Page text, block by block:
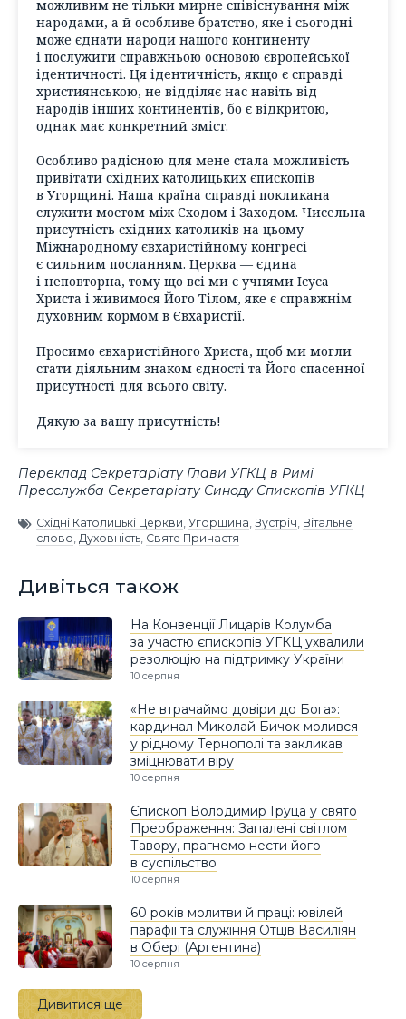
можливим не тільки мирне співіснування між
народами, а й особливе братство, яке і сьогодні
може єднати народи нашого континенту
і послужити справжньою основою європейської
ідентичності. Ця ідентичність, якщо є справді
християнською, не відділяє нас навіть від
народів інших континентів, бо є відкритою,
однак має конкретний зміст.
Особливо радісною для мене стала можливість
привітати східних католицьких єпископів
в Угорщині. Наша країна справді покликана
служити мостом між Сходом і Заходом. Чисельна
присутність східних католиків на цьому
Міжнародному євхаристійному конгресі
є сильним посланням. Церква — єдина
і неповторна, тому що всі ми є учнями Ісуса
Христа і живимося Його Тілом, яке є справжнім
духовним кормом в Євхаристії.
Просимо євхаристійного Христа, щоб ми могли
стати діяльним знаком єдності та Його спасенної
присутності для всього світу.
Дякую за вашу присутність!
Переклад Секретаріату Глави УГКЦ в Римі
Пресслужба Секретаріату Синоду Єпископів УГКЦ
Східні Католицькі Церкви, Угорщина, Зустріч, Вітальне
слово, Духовність, Святе Причастя
Дивіться також
На Конвенції Лицарів Колумба
за участю єпископів УГКЦ ухвалили
резолюцію на підтримку України
10 серпня
«Не втрачаймо довіри до Бога»:
кардинал Миколай Бичок молився
у рідному Тернополі та закликав
зміцнювати віру
10 серпня
Єпископ Володимир Груца у свято
Преображення: Запалені світлом
Тавору, прагнемо нести його
в суспільство
10 серпня
60 років молитви й праці: ювілей
парафії та служіння Отців Василіян
в Обері (Аргентина)
10 серпня
Дивитися ще